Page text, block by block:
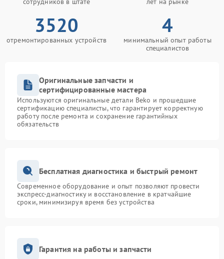
3520
отремонтированных устройств
4
минимальный опыт работы
специалистов
Оригинальные запчасти и
сертифицированные мастера
Используются оригинальные детали Beko и прошедшие
сертификацию специалисты, что гарантирует корректную
работу после ремонта и сохранение гарантийных
обязательств
Бесплатная диагностика и быстрый ремонт
Современное оборудование и опыт позволяют провести
экспресс-диагностику и восстановление в кратчайшие
сроки, минимизируя время без устройства
Гарантия на работы и запчасти